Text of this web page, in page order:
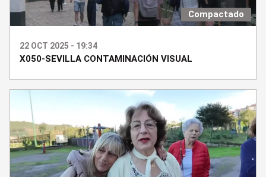
Compactado
22 OCT 2025 - 19:34
X050-SEVILLA CONTAMINACIÓN VISUAL